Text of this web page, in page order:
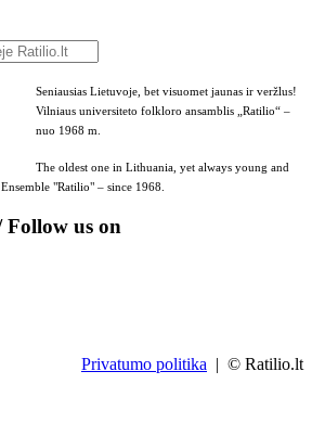
Seniausias Lietuvoje, bet visuomet jaunas ir veržlus!
Vilniaus universiteto folkloro ansamblis „Ratilio“ –
nuo 1968 m.
The oldest one in Lithuania, yet always young and
"Ratilio" – since 1968.
Follow us on
Privatumo politika | © Ratilio.lt